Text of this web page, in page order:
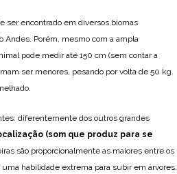
ser encontrado em diversos biomas
Andes. Porém, mesmo com a ampla
pode medir até 150 cm (sem contar a
ser menores, pesando por volta de 50 kg.
diferentemente dos outros grandes
(som que produz para se
são proporcionalmente as maiores entre os
habilidade extrema para subir em árvores.